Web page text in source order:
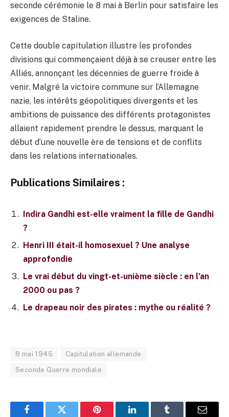
seconde cérémonie le 8 mai à Berlin pour satisfaire les
exigences de Staline.
Cette double capitulation illustre les profondes
divisions qui commençaient déjà à se creuser entre les
Alliés, annonçant les décennies de guerre froide à
venir. Malgré la victoire commune sur l’Allemagne
nazie, les intérêts géopolitiques divergents et les
ambitions de puissance des différents protagonistes
allaient rapidement prendre le dessus, marquant le
début d’une nouvelle ère de tensions et de conflits
dans les relations internationales.
Publications Similaires :
Indira Gandhi est-elle vraiment la fille de Gandhi
?
Henri III était-il homosexuel ? Une analyse
approfondie
Le vrai début du vingt-et-unième siècle : en l’an
2000 ou pas ?
Le drapeau noir des pirates : mythe ou réalité ?
8 mai 1945 Capitulation allemande
Seconde Guerre mondiale